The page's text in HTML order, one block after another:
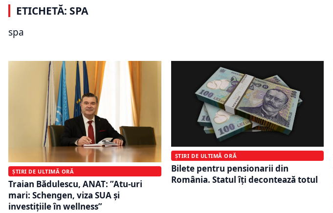
ETICHETĂ: SPA
spa
EXCLUSIV. România, printre
primele 10 destinații spa la nivel
mondial în 2026. Interesul pentru
wellness a crescut cu 24%
ȘTIRI DE ULTIMĂ ORĂ
Traian Bădulescu, ANAT: ”Atu-uri
mari: Schengen, viza SUA și
investițiile în wellness”
ȘTIRI DE ULTIMĂ ORĂ
Bilete pentru pensionarii din
România. Statul îți decontează totul